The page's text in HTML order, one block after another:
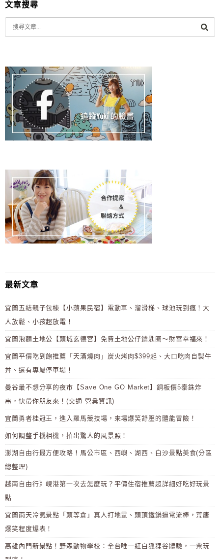
文章搜尋
最新文章
宜蘭五結親子包棟【小蘋果民宿】電動車、溜滑梯、球池玩到瘋！大
人放鬆、小孩超放電！
宜蘭泡麵土地公【頭城玄德宮】免費土地公仔鑰匙圈～財富幸福來！
宜蘭平價吃到飽推薦「天滿燒肉」炭火烤肉$399起、大口吃肉自製牛
丼、還有專屬停車場！
曼谷最不想分享的夜市【Save One GO Market】銅板價5泰銖炸
串，快帶你朋友來！(交通.營業資訊)
宜蘭勇者桂冠王，進入羅馬競技場，來場爆笑舒壓的體能冒險！
如何調整手機相機，拍出驚人的風景照！
澎湖自由行最方便攻略！馬公市區、西嶼、湖西、白沙景點美食(分區
總整理)
越南自由行》峴港第一次去怎麼玩？平價住宿推薦超詳細好吃好玩景
點
宜蘭雨天冷氣景點「頭等倉」真人打地鼠、頭頂鐵鍋過電流棒，荒唐
爆笑程度爆表！
高雄內門新景點！野森動物學校：全台唯一紅白狐狸谷體驗，一票玩